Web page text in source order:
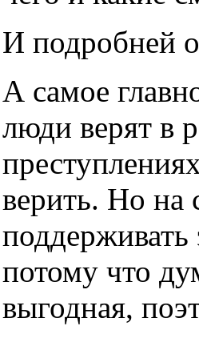
И подробней
А самое
люди верят в
верить. Но на
поддерживать
потому что
выгодная,